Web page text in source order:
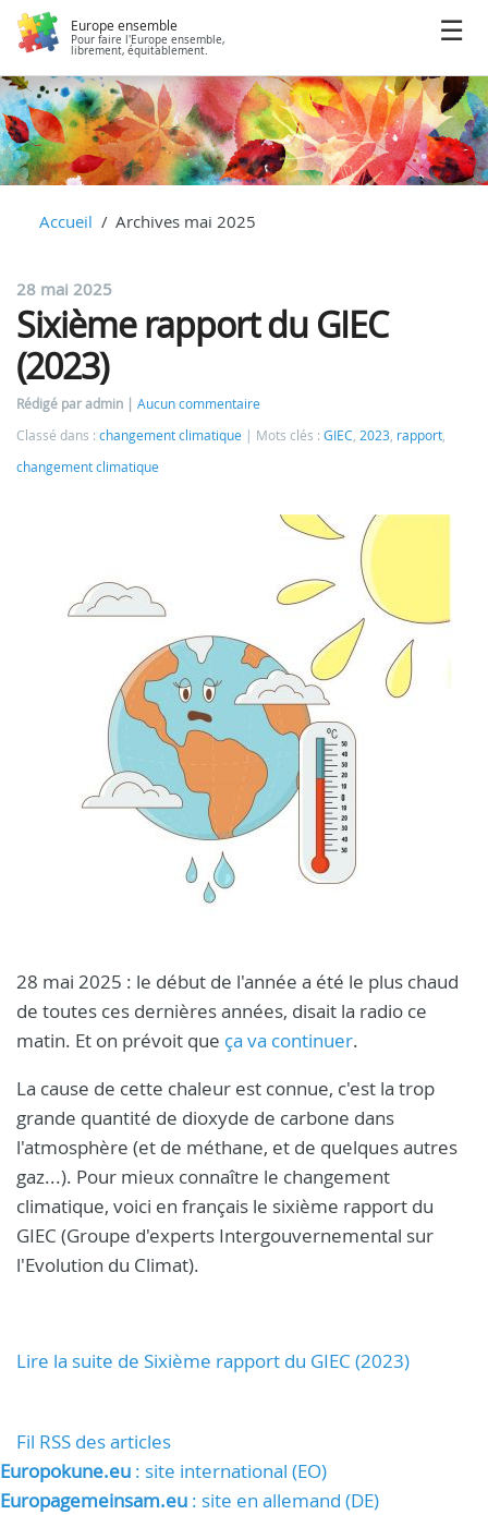
Europe ensemble
Pour faire l'Europe ensemble,
librement, équitablement.
Accueil Archives mai 2025
28 mai 2025
Sixième rapport du GIEC
(2023)
Rédigé par admin
Aucun commentaire
Classé dans : changement climatique Mots clés : GIEC 2023 rapport
changement climatique
28 mai 2025 : le début de l'année a été le plus chaud
de toutes ces dernières années, disait la radio ce
matin. Et on prévoit que ça va continuer.
La cause de cette chaleur est connue, c'est la trop
grande quantité de dioxyde de carbone dans
l'atmosphère (et de méthane, et de quelques autres
gaz...). Pour mieux connaître le changement
climatique, voici en français le sixième rapport du
GIEC (Groupe d'experts Intergouvernemental sur
l'Evolution du Climat).
Lire la suite de Sixième rapport du GIEC (2023)
Fil RSS des articles
Europokune.eu : site international (EO)
Europagemeinsam.eu : site en allemand (DE)